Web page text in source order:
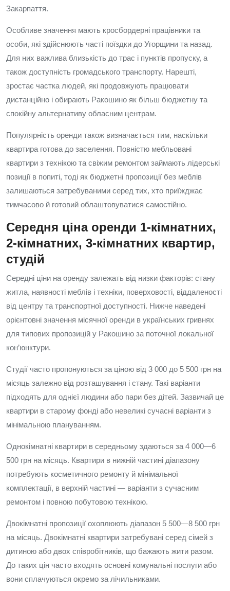
Закарпаття.
Особливе значення мають кросбордерні працівники та
особи, які здійснюють часті поїздки до Угорщини та назад.
Для них важлива близькість до трас і пунктів пропуску, а
також доступність громадського транспорту. Нарешті,
зростає частка людей, які продовжують працювати
дистанційно і обирають Ракошино як більш бюджетну та
спокійну альтернативу обласним центрам.
Популярність оренди також визначається тим, наскільки
квартира готова до заселення. Повністю мебльовані
квартири з технікою та свіжим ремонтом займають лідерські
позиції в попиті, тоді як бюджетні пропозиції без меблів
залишаються затребуваними серед тих, хто приїжджає
тимчасово й готовий облаштовуватися самостійно.
Середня ціна оренди 1-кімнатних,
2-кімнатних, 3-кімнатних квартир,
студій
Середні ціни на оренду залежать від низки факторів: стану
житла, наявності меблів і техніки, поверховості, віддаленості
від центру та транспортної доступності. Нижче наведені
орієнтовні значення місячної оренди в українських гривнях
для типових пропозицій у Ракошино за поточної локальної
кон’юнктури.
Студії часто пропонуються за ціною від 3 000 до 5 500 грн на
місяць залежно від розташування і стану. Такі варіанти
підходять для однієї людини або пари без дітей. Зазвичай це
квартири в старому фонді або невеликі сучасні варіанти з
мінімальною плануванням.
Однокімнатні квартири в середньому здаються за 4 000—6
500 грн на місяць. Квартири в нижній частині діапазону
потребують косметичного ремонту й мінімальної
комплектації, в верхній частині — варіанти з сучасним
ремонтом і повною побутовою технікою.
Двокімнатні пропозиції охоплюють діапазон 5 500—8 500 грн
на місяць. Двокімнатні квартири затребувані серед сімей з
дитиною або двох співробітників, що бажають жити разом.
До таких цін часто входять основні комунальні послуги або
вони сплачуються окремо за лічильниками.